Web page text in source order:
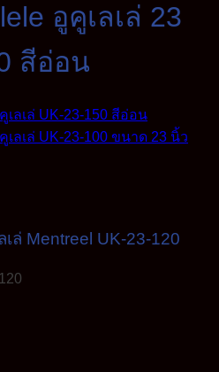
อูคูเลเล่ 23
สีอ่อน
เล่ Mentreel UK-23-120